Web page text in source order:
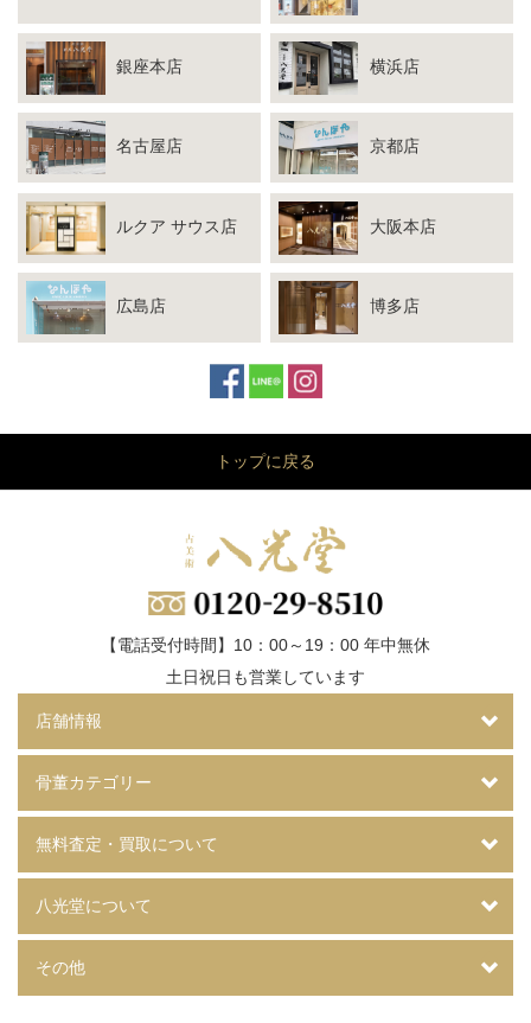
銀座本店 横浜店
名古屋店 京都店
ルクア サウス店 大阪本店
広島店 博多店
トップに戻る
【電話受付時間】10：00～19：00 年中無休
土日祝日も営業しています
店舗情報
骨董カテゴリー
無料査定・買取について
八光堂について
その他